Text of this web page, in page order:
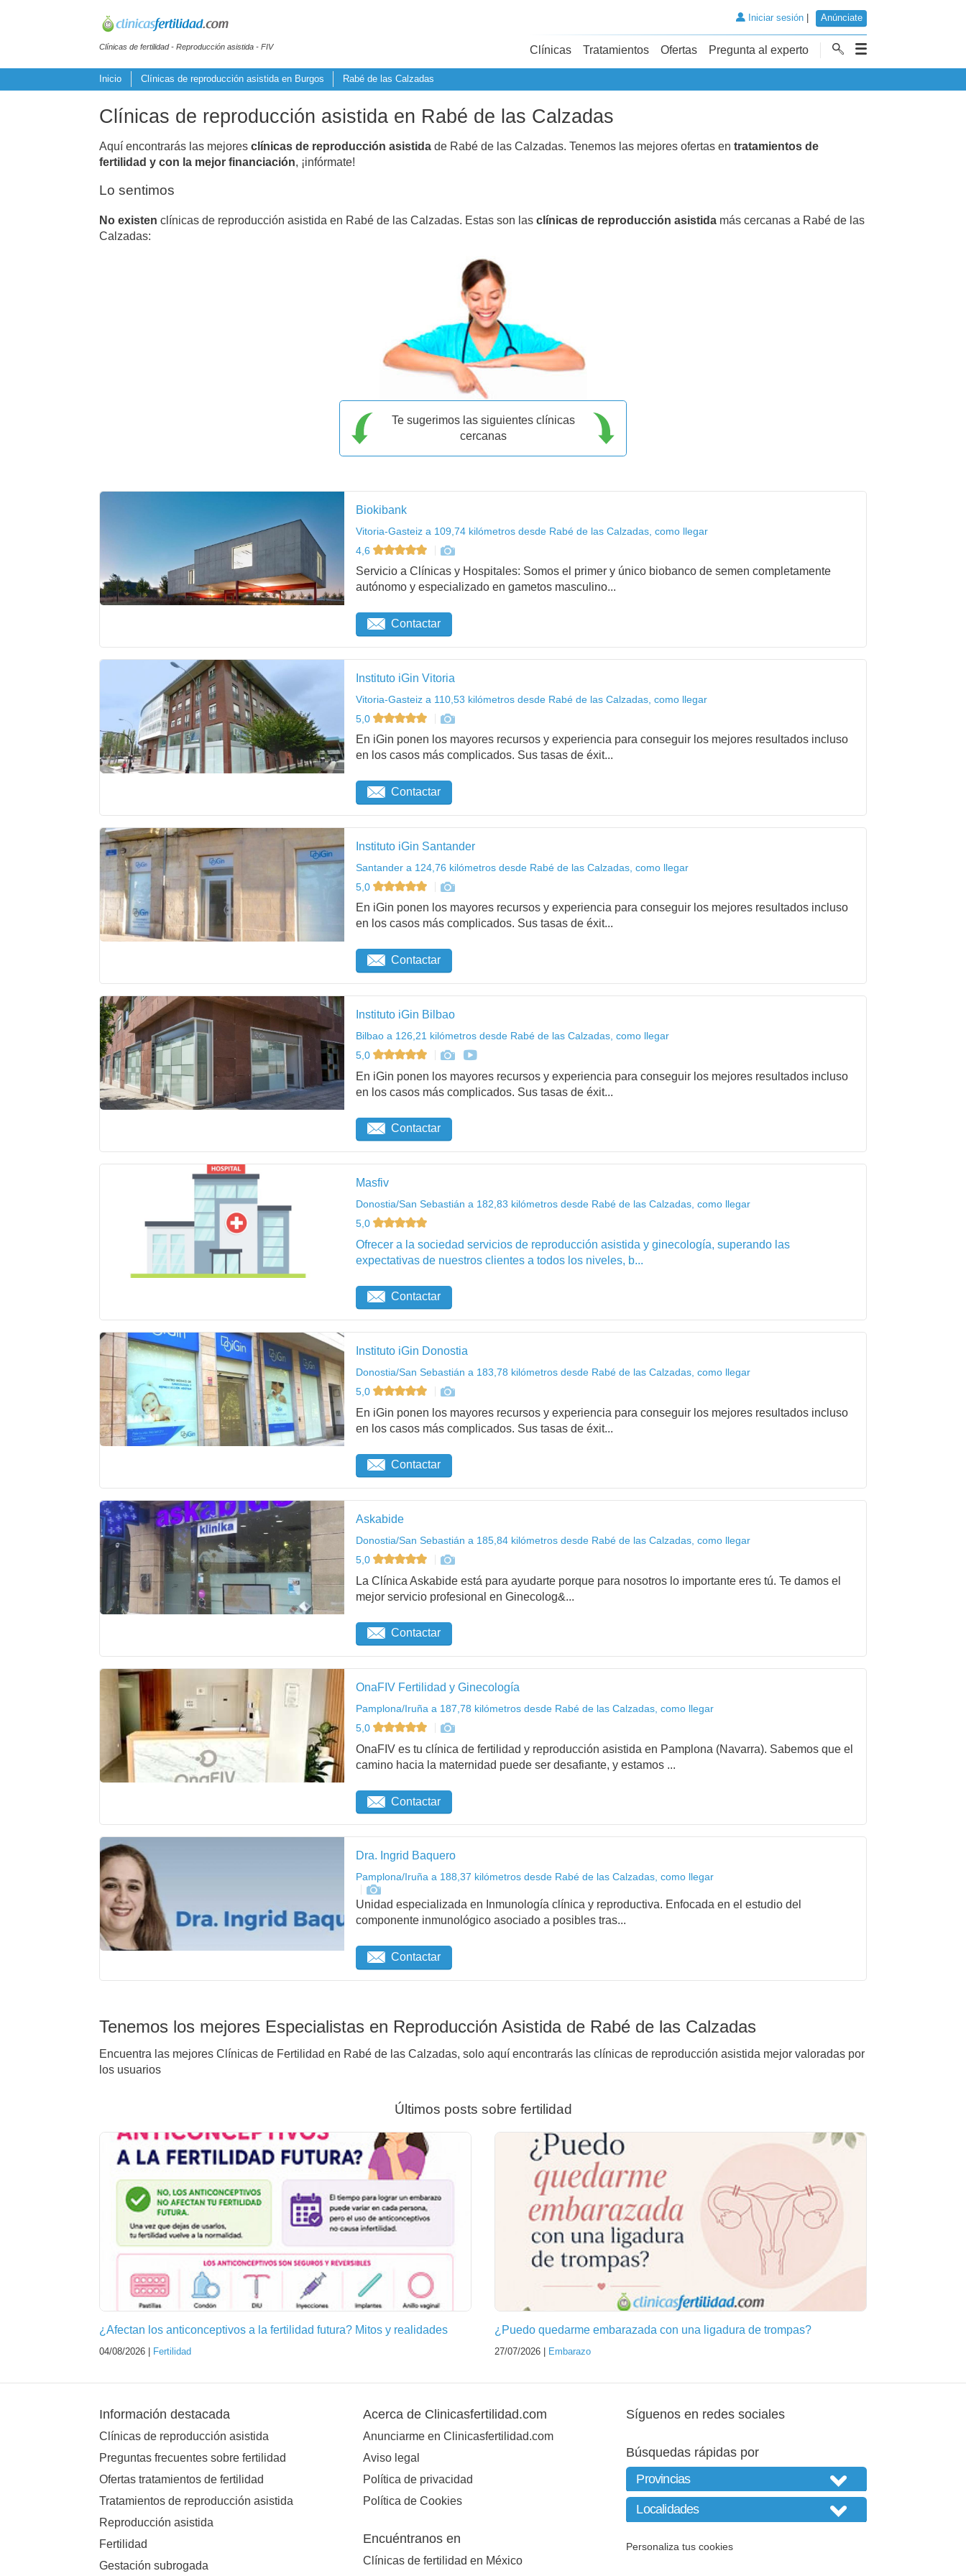
Clínicas de fertilidad - Reproducción asistida - FIV
Iniciar sesión| Anúnciate
Clínicas Tratamientos Ofertas Pregunta al experto
Inicio Clínicas de reproducción asistida en Burgos Rabé de las Calzadas
Clínicas de reproducción asistida en Rabé de las Calzadas
Aquí encontrarás las mejores clínicas de reproducción asistida de Rabé de las Calzadas. Tenemos las mejores ofertas en tratamientos de
fertilidad y con la mejor financiación, ¡infórmate!
Lo sentimos
No existen clínicas de reproducción asistida en Rabé de las Calzadas. Estas son las clínicas de reproducción asistida más cercanas a Rabé de las
Calzadas:
Te sugerimos las siguientes clínicas
cercanas
Biokibank
Vitoria-Gasteiz a 109,74 kilómetros desde Rabé de las Calzadas, como llegar
4,6
Servicio a Clínicas y Hospitales: Somos el primer y único biobanco de semen completamente
autónomo y especializado en gametos masculino...
Contactar
Instituto iGin Vitoria
Vitoria-Gasteiz a 110,53 kilómetros desde Rabé de las Calzadas, como llegar
5,0
En iGin ponen los mayores recursos y experiencia para conseguir los mejores resultados incluso
en los casos más complicados. Sus tasas de éxit...
Contactar
Instituto iGin Santander
Santander a 124,76 kilómetros desde Rabé de las Calzadas, como llegar
5,0
En iGin ponen los mayores recursos y experiencia para conseguir los mejores resultados incluso
en los casos más complicados. Sus tasas de éxit...
Contactar
Instituto iGin Bilbao
Bilbao a 126,21 kilómetros desde Rabé de las Calzadas, como llegar
5,0
En iGin ponen los mayores recursos y experiencia para conseguir los mejores resultados incluso
en los casos más complicados. Sus tasas de éxit...
Contactar
Masfiv
Donostia/San Sebastián a 182,83 kilómetros desde Rabé de las Calzadas, como llegar
5,0
Ofrecer a la sociedad servicios de reproducción asistida y ginecología, superando las
expectativas de nuestros clientes a todos los niveles, b...
Contactar
Instituto iGin Donostia
Donostia/San Sebastián a 183,78 kilómetros desde Rabé de las Calzadas, como llegar
5,0
En iGin ponen los mayores recursos y experiencia para conseguir los mejores resultados incluso
en los casos más complicados. Sus tasas de éxit...
Contactar
Askabide
Donostia/San Sebastián a 185,84 kilómetros desde Rabé de las Calzadas, como llegar
5,0
La Clínica Askabide está para ayudarte porque para nosotros lo importante eres tú. Te damos el
mejor servicio profesional en Ginecolog&...
Contactar
OnaFIV Fertilidad y Ginecología
Pamplona/Iruña a 187,78 kilómetros desde Rabé de las Calzadas, como llegar
5,0
OnaFIV es tu clínica de fertilidad y reproducción asistida en Pamplona (Navarra). Sabemos que el
camino hacia la maternidad puede ser desafiante, y estamos ...
Contactar
Dra. Ingrid Baquero
Pamplona/Iruña a 188,37 kilómetros desde Rabé de las Calzadas, como llegar
Unidad especializada en Inmunología clínica y reproductiva. Enfocada en el estudio del
componente inmunológico asociado a posibles tras...
Contactar
Tenemos los mejores Especialistas en Reproducción Asistida de Rabé de las Calzadas
Encuentra las mejores Clínicas de Fertilidad en Rabé de las Calzadas, solo aquí encontrarás las clínicas de reproducción asistida mejor valoradas por
los usuarios
Últimos posts sobre fertilidad
¿Afectan los anticonceptivos a la fertilidad futura? Mitos y realidades
04/08/2026 | Fertilidad
¿Puedo quedarme embarazada con una ligadura de trompas?
27/07/2026 | Embarazo
Información destacada
Clínicas de reproducción asistida
Preguntas frecuentes sobre fertilidad
Ofertas tratamientos de fertilidad
Tratamientos de reproducción asistida
Reproducción asistida
Fertilidad
Gestación subrogada
Acerca de Clinicasfertilidad.com
Anunciarme en Clinicasfertilidad.com
Aviso legal
Política de privacidad
Política de Cookies
Encuéntranos en
Clínicas de fertilidad en México
Síguenos en redes sociales
Búsquedas rápidas por
Personaliza tus cookies